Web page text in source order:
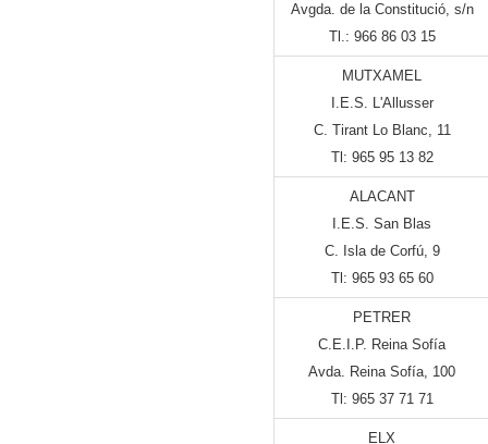
Avgda. de la Constitució, s/n
Tl.: 966 86 03 15
MUTXAMEL
I.E.S. L'Allusser
C. Tirant Lo Blanc, 11
Tl: 965 95 13 82
ALACANT
I.E.S. San Blas
C. Isla de Corfú, 9
Tl: 965 93 65 60
PETRER
C.E.I.P. Reina Sofía
Avda. Reina Sofía, 100
Tl: 965 37 71 71
ELX